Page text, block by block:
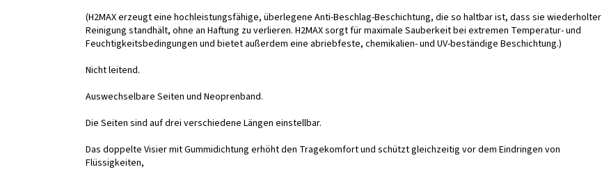
(H2MAX erzeugt eine hochleistungsfähige, überlegene Anti-Beschlag-Beschichtung, die so haltbar ist, dass sie wiederholter
Reinigung standhält, ohne an Haftung zu verlieren. H2MAX sorgt für maximale Sauberkeit bei extremen Temperatur- und
Feuchtigkeitsbedingungen und bietet außerdem eine abriebfeste, chemikalien- und UV-beständige Beschichtung.)
Nicht leitend.
Auswechselbare Seiten und Neoprenband.
Die Seiten sind auf drei verschiedene Längen einstellbar.
Das doppelte Visier mit Gummidichtung erhöht den Tragekomfort und schützt gleichzeitig vor dem Eindringen von
Flüssigkeiten,